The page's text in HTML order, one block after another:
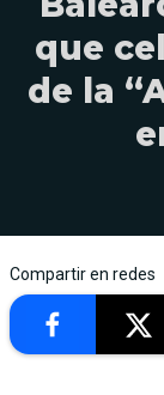
que
de la
Compartir en redes